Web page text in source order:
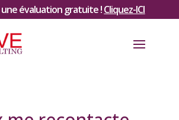
évaluation gratuite !Cliquez-ICI